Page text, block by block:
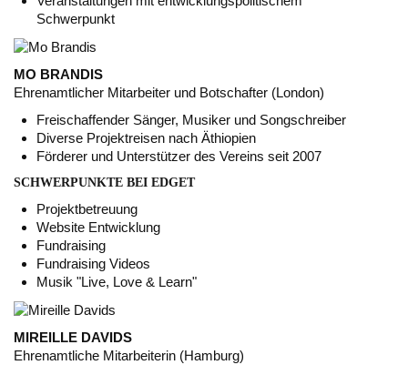
Schwerpunkt
MO BRANDIS
Ehrenamtlicher Mitarbeiter und Botschafter (London)
Freischaffender Sänger, Musiker und Songschreiber
Diverse Projektreisen nach Äthiopien
Förderer und Unterstützer des Vereins seit 2007
SCHWERPUNKTE BEI EDGET
Projektbetreuung
Website Entwicklung
Fundraising
Fundraising Videos
Musik "Live, Love & Learn"
MIREILLE DAVIDS
Ehrenamtliche Mitarbeiterin (Hamburg)